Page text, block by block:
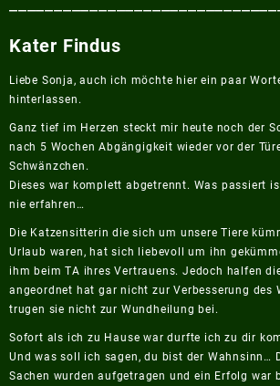
Kater Findus
Liebe Sonja, auch ich möchte hier ein paar
hinterlassen.
Ganz tief im Herzen steckt mir heute noch der
nach 5 Wochen Abgängigkeit wieder vor der
Schwänzchen.
Dieses war komplett abgetrennt. Was passiert
nie erfahren…
Die Katzensitterin die sich um unsere Tiere
Urlaub waren, hat sich liebevoll um ihn
ihm beim TA ihres Vertrauens. Jedoch halfen
angeordnet hat gar nicht zur Verbesserung des
trugen sie nicht zur Wundheilung bei.
Sofort als ich zu Hause war durfte ich zu dir
Und was soll ich sagen, du bist der Wahnsinn…
Sachen wurden aufgetragen und ein Erfolg war